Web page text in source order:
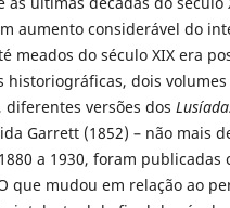
aumento considerável do
meados do século XIX era
historiográficas, dois
diferentes versões dos
Garrett (1852) – não mais
a 1930, foram
que mudou em relação ao